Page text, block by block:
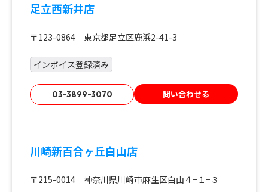
足立西新井店
〒123-0864 東京都足立区鹿浜2-41-3
インボイス登録済み
03-3899-3070 問い合わせる
川崎新百合ヶ丘白山店
〒215-0014 神奈川県川崎市麻生区白山４−１−３